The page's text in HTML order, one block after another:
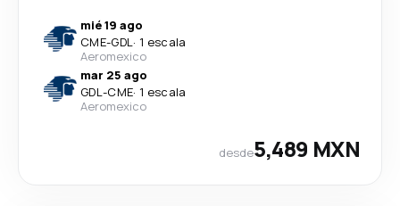
mié 19 ago
CME-GDL· 1 escala
Aeromexico
mar 25 ago
GDL-CME· 1 escala
Aeromexico
desde5,489 MXN